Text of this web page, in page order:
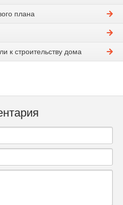
плана
к строительству дома